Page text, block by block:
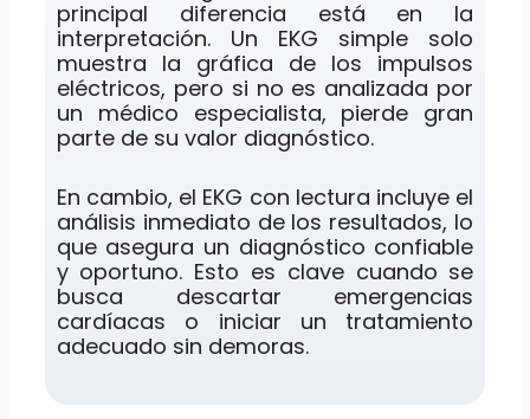
principal diferencia está en la
interpretación. Un EKG simple solo
muestra la gráfica de los impulsos
eléctricos, pero si no es analizada por
un médico especialista, pierde gran
parte de su valor diagnóstico.
En cambio, el EKG con lectura incluye el
análisis inmediato de los resultados, lo
que asegura un diagnóstico confiable
y oportuno. Esto es clave cuando se
busca descartar emergencias
cardíacas o iniciar un tratamiento
adecuado sin demoras.